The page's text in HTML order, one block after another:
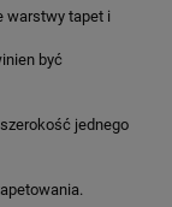
warstwy tapet i
być
jednego